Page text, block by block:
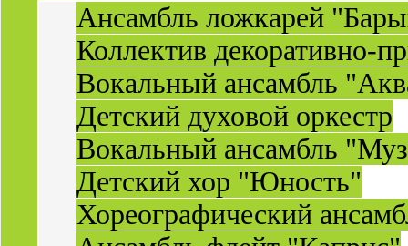
Ансамбль ложкарей
Коллектив декоративно-
Вокальный ансамбль
Детский духовой оркестр
Вокальный ансамбль
Детский хор "Юность"
Хореографический